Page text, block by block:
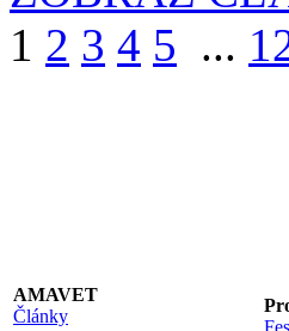
1 2 3 4 5 ...
AMAVET
Články